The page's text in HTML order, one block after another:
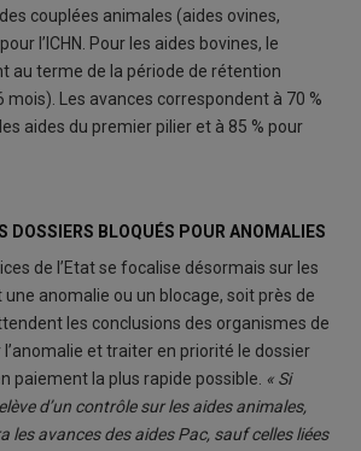
couplées animales (aides ovines,
l’ICHN. Pour les aides bovines, le
au terme de la période de rétention
mois). Les avances correspondent à 70 %
aides du premier pilier et à 85 % pour
DOSSIERS BLOQUÉS POUR ANOMALIES
de l’Etat se focalise désormais sur les
anomalie ou un blocage, soit près de
les conclusions des organismes de
et traiter en priorité le dossier
paiement la plus rapide possible. « Si
d’un contrôle sur les aides animales,
les avances des aides Pac, sauf celles liées